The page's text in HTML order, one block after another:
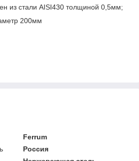
из стали AISI430 толщиной 0,5мм;
200мм
Ferrum
Россия